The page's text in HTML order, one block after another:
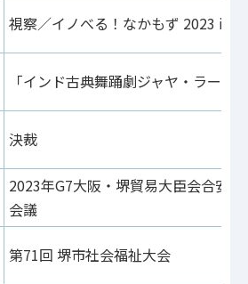
視察／イノべる！なかもず 2023 in
「インド古典舞踊劇ジャヤ・ラーム
決裁
2023年G7大阪・堺貿易大臣会合安
会議
第71回 堺市社会福祉大会